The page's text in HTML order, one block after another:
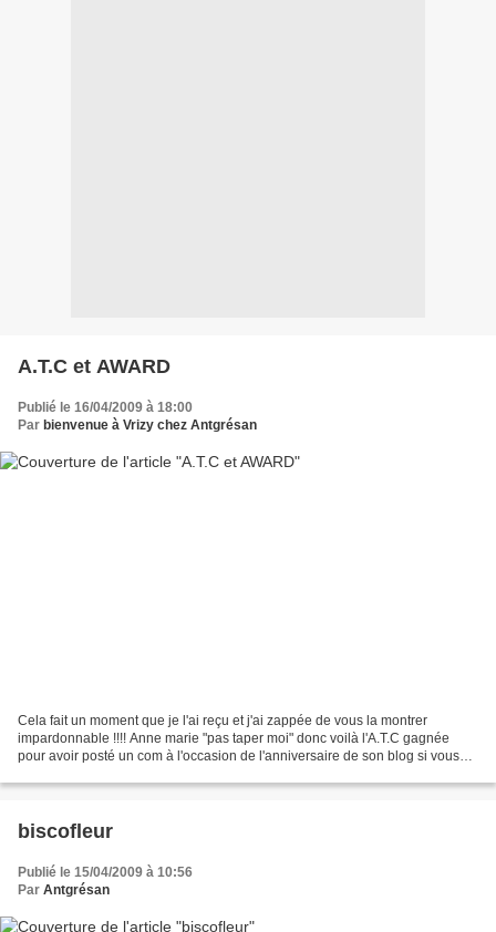
A.T.C et AWARD
Publié le 16/04/2009 à 18:00
Par bienvenue à Vrizy chez Antgrésan
Cela fait un moment que je l'ai reçu et j'ai zappée de vous la montrer
impardonnable !!!! Anne marie "pas taper moi" donc voilà l'A.T.C gagnée
pour avoir posté un com à l'occasion de l'anniversaire de son blog si vous
biscofleur
Publié le 15/04/2009 à 10:56
Par Antgrésan